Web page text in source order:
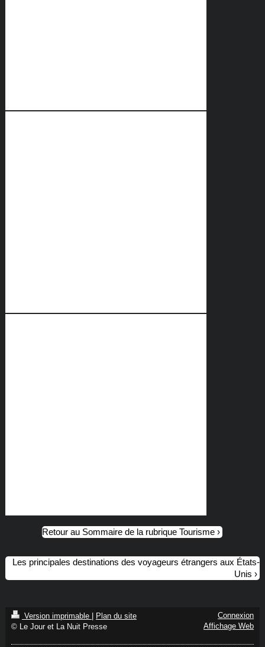
Retour au Sommaire de la rubrique Tourisme
Les principales destinations des voyageurs étrangers aux États-
Unis
Version imprimable
Plan du site
© Le Jour et La Nuit Presse
Connexion
Affichage Web